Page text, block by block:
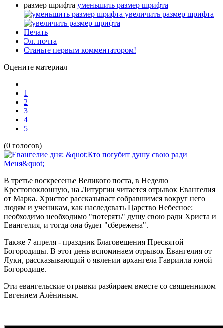
размер шрифта уменьшить размер шрифта
увеличить размер шрифта
Печать
Эл. почта
Станьте первым комментатором!
Оцените материал
1
2
3
4
5
(0 голосов)
В третье воскресенье Великого поста, в Неделю
Крестопоклонную, на Литургии читается отрывок Евангелия
от Марка. Христос рассказывает собравшимся вокруг него
людям и ученикам, как наследовать Царство Небесное:
необходимо необходимо "потерять" душу свою ради Христа и
Евангелия, и тогда она будет "сбережена".
Также 7 апреля - праздник Благовещения Пресвятой
Богородицы. В этот день вспоминаем отрывок Евангелия от
Луки, рассказывающий о явлении архангела Гавриила юной
Богородице.
Эти евангельские отрывки разбираем вместе со священником
Евгением Алёниным.